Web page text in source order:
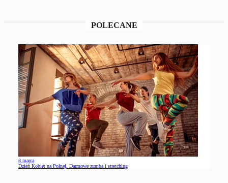
POLECANE
8 marca
Dzień Kobiet na Polnej. Darmowe zumba i stretching